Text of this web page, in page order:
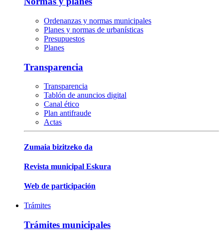
Ordenanzas y normas municipales
Planes y normas de urbanísticas
Presupuestos
Planes
Transparencia
Transparencia
Tablón de anuncios digital
Canal ético
Plan antifraude
Actas
Zumaia bizitzeko da
Revista municipal Eskura
Web de participación
Trámites
Trámites municipales